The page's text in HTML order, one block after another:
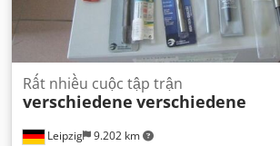
Leipzig 9.202 km
Rất nhiều cuộc tập trận
verschiedene verschiedene